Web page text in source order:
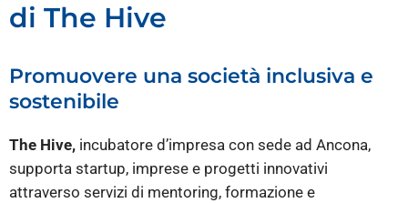
di The Hive
Promuovere una società inclusiva e
sostenibile
The Hive, incubatore d’impresa con sede ad Ancona,
supporta startup, imprese e progetti innovativi
attraverso servizi di mentoring, formazione e